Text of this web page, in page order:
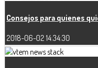
Consejos para quienes
2018-06-02 14:34:30